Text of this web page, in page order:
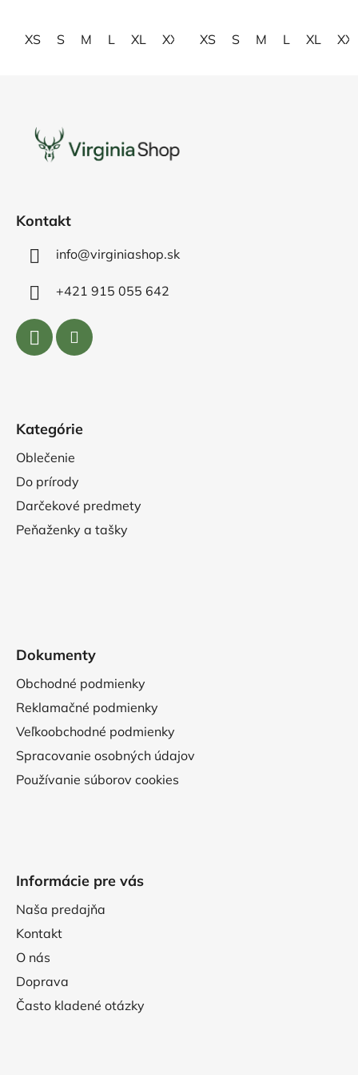
XS S M L XL XXL 3XL 4XL
XS S M L XL
Kontakt
info@virginiashop.sk
+421 915 055 642
Kategórie
Oblečenie
Do prírody
Darčekové predmety
Peňaženky a tašky
Dokumenty
Obchodné podmienky
Reklamačné podmienky
Veľkoobchodné podmienky
Spracovanie osobných údajov
Používanie súborov cookies
Informácie pre vás
Naša predajňa
Kontakt
O nás
Doprava
Často kladené otázky